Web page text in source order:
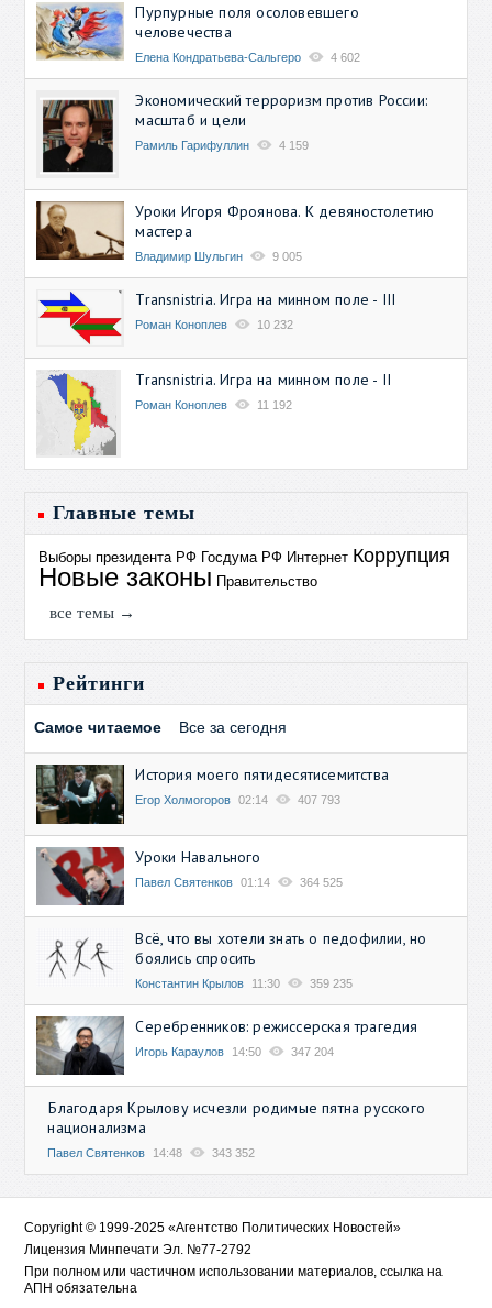
Пурпурные поля осоловевшего
человечества
Елена Кондратьева-Сальгеро 4 602
Экономический терроризм против России:
масштаб и цели
Рамиль Гарифуллин 4 159
Уроки Игоря Фроянова. К девяностолетию
мастера
Владимир Шульгин 9 005
Transnistria. Игра на минном поле - III
Роман Коноплев 10 232
Transnistria. Игра на минном поле - II
Роман Коноплев 11 192
Главные темы
Выборы президента РФ Госдума РФ Интернет Коррупция
Новые законы Правительство
все темы →
Рейтинги
Самое читаемое Все за сегодня
История моего пятидесятисемитства
Егор Холмогоров 02:14 407 793
Уроки Навального
Павел Святенков 01:14 364 525
Всё, что вы хотели знать о педофилии, но
боялись спросить
Константин Крылов 11:30 359 235
Серебренников: режиссерская трагедия
Игорь Караулов 14:50 347 204
Благодаря Крылову исчезли родимые пятна русского
национализма
Павел Святенков 14:48 343 352
Copyright © 1999-2025 «Агентство Политических Новостей»
Лицензия Минпечати Эл. №77-2792
При полном или частичном использовании материалов, ссылка на
АПН обязательна